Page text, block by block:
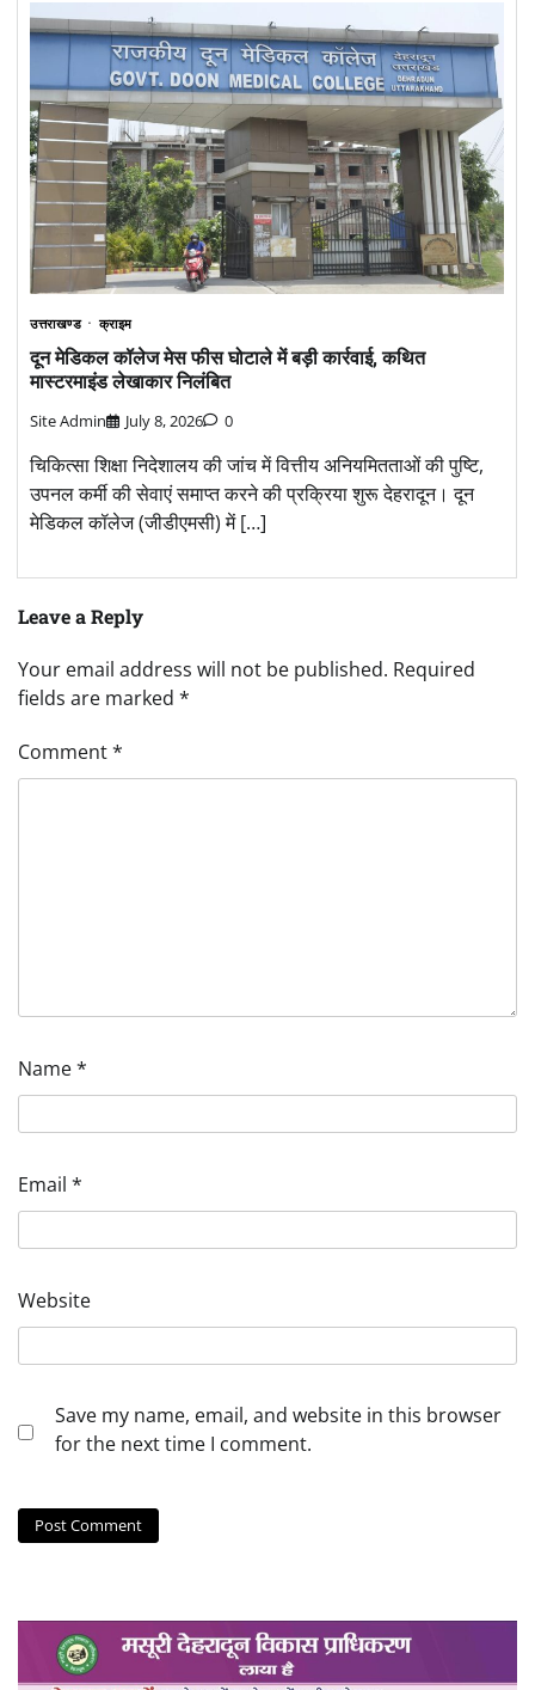
उत्तराखण्ड क्राइम
दून मेडिकल कॉलेज मेस फीस घोटाले में बड़ी कार्रवाई, कथित
मास्टरमाइंड लेखाकार निलंबित
Site Admin July 8, 2026 0
चिकित्सा शिक्षा निदेशालय की जांच में वित्तीय अनियमितताओं की पुष्टि,
उपनल कर्मी की सेवाएं समाप्त करने की प्रक्रिया शुरू देहरादून। दून
मेडिकल कॉलेज (जीडीएमसी) में […]
Leave a Reply
Your email address will not be published. Required
fields are marked *
Comment*
Name*
Email *
Website
Save my name, email, and website in this browser
for the next time I comment.